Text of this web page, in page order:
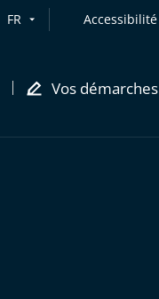
FR Accessibilité
Vos démarches